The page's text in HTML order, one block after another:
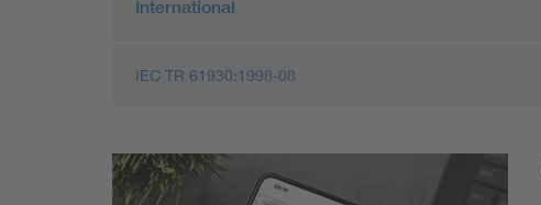
International
IEC TR 61930:1998-08